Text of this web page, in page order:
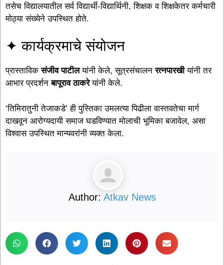
तसेच विद्यालयातील सर्व विद्यार्थी-विद्यार्थिनी, शिक्षक व शिक्षकेतर कर्मचारी
मोठ्या संख्येने उपस्थित होते.
✦ कार्यक्रमाचे संयोजन
प्रास्ताविकसंजीव पाटीलयांनी केले, सूत्रसंचालनरत्नपारखीयांनी तर
आभार प्रदर्शनबापूराव ठाकरेयांनी केले.
‘तिमिरातुनी तेजाकडे’ ही पुस्तिका उमलत्या पिढीला वास्तवतेचा मार्ग
दाखवून आरोग्यदायी समाज घडविण्यात मोलाची भूमिका बजावेल, असा
विश्वास उपस्थित मान्यवरांनी व्यक्त केला.
Author: Atkav News